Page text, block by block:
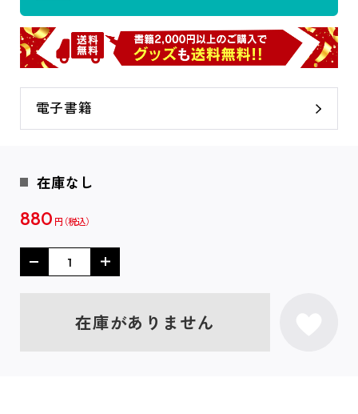
電子書籍
在庫なし
880 円
在庫がありません